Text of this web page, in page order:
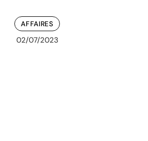
AFFAIRES
02/07/2023